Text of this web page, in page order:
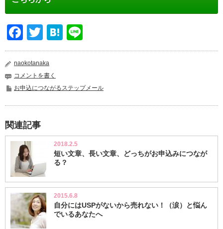
Facebook
TwitterHatena
naokotanaka
コメントを書く
お申込につながるステップメール
関連記事
2018.2.5
短い文章、長い文章、どっちがお申込みにつなが
る？
2015.6.8
自分にはUSPがないから売れない！（涙）と悩ん
でいるあなたへ